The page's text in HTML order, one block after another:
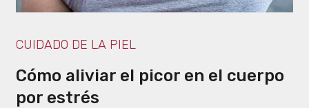
CUIDADO DE LA PIEL
Cómo aliviar el picor en el cuerpo
por estrés